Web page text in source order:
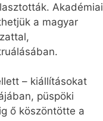
Akadémiai
a magyar
– kiállításokat
püspöki
ő köszöntötte a